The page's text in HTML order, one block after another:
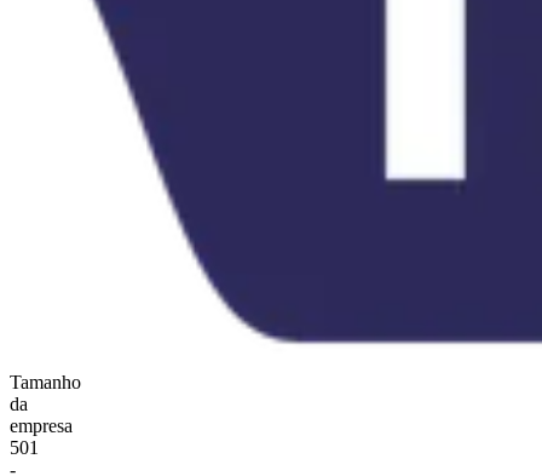
Tamanho
da
empresa
501
-